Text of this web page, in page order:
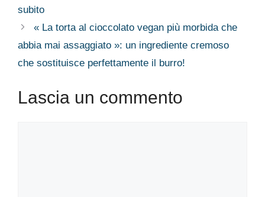
subito
« La torta al cioccolato vegan più morbida che
abbia mai assaggiato »: un ingrediente cremoso
che sostituisce perfettamente il burro!
Lascia un commento